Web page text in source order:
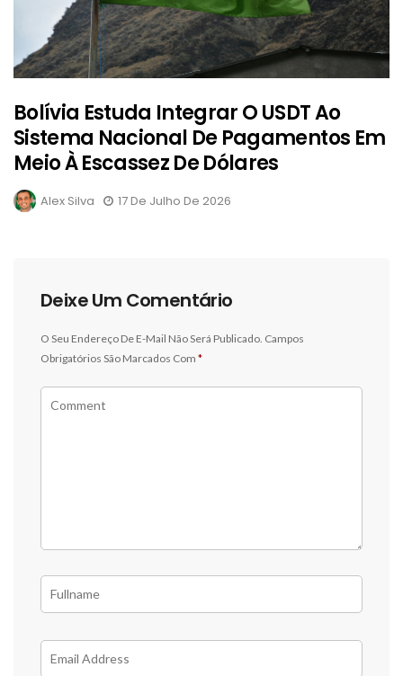
Bolívia Estuda Integrar O USDT Ao
Sistema Nacional De Pagamentos Em
Meio À Escassez De Dólares
Alex Silva 17 De Julho De 2026
Deixe Um Comentário
O Seu Endereço De E-Mail Não Será Publicado. Campos
Obrigatórios São Marcados Com *